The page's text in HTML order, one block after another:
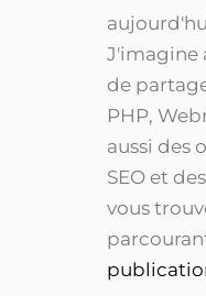
J'imagine
de
PHP,
aussi des
SEO et
vous